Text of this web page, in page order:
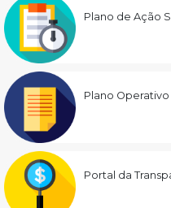
Plano de Ação
Plano Operativo
Portal da